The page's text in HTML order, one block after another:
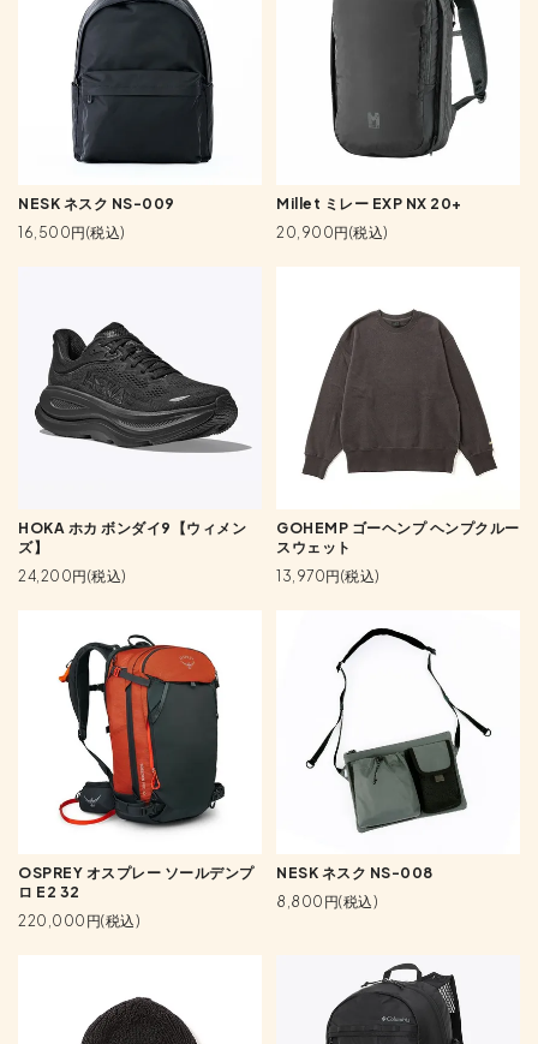
NESK ネスク NS-009
16,500円(税込)
Millet ミレー EXP NX 20+
20,900円(税込)
HOKA ホカ ボンダイ9【ウィメン
ズ】
24,200円(税込)
GOHEMP ゴーヘンプ ヘンプクルー
スウェット
13,970円(税込)
OSPREY オスプレー ソールデンプ
ロ E2 32
220,000円(税込)
NESK ネスク NS-008
8,800円(税込)